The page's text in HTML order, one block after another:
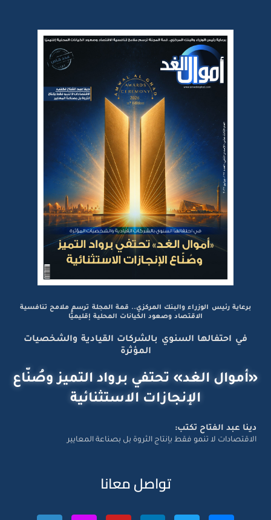
برعاية رئيس الوزراء والبنك المركزي.. قمة المجلة ترسم ملامح تنافسية
الاقتصاد وصعود الكيانات المحلية إقليميًّا
في احتفالها السنوي بالشركات القيادية والشخصيات
المؤثرة
«أموال الغد» تحتفي برواد التميز وصُنّاع
الإنجازات الاستثنائية
دينا عبد الفتاح تكتب:
الاقتصادات لا تنمو فقط بإنتاج الثروة بل بصناعة المعايير
تواصل معانا